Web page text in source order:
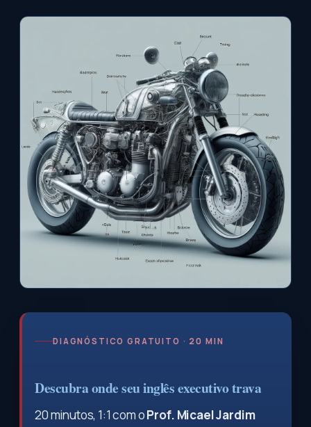
DIAGNÓSTICO GRATUITO · 20 MIN
Descubra onde seu inglês executivo trava
20 minutos, 1:1 com oProf. Micael Jardim